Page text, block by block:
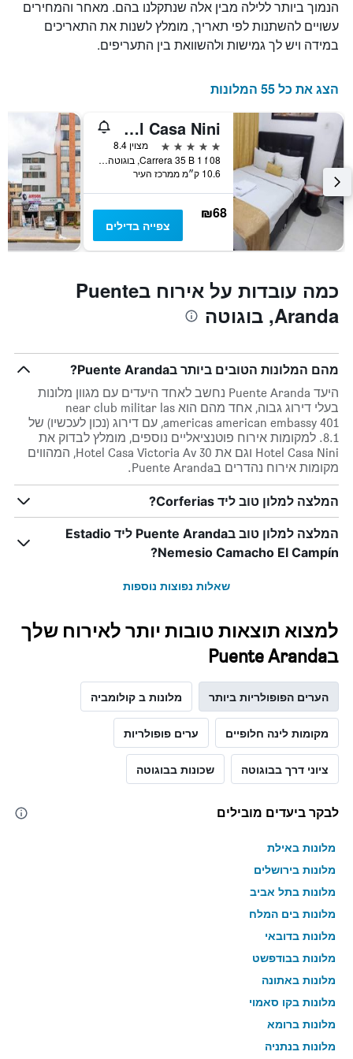
את
ימי
השבוע.
התרשים
1
Y
את
מחיר
הממוצע
של
חדר
הנמוך ביותר ללילה מבין אלה שנתקלנו בהם. מאחר והמחירים
עשויים להשתנות לפי תאריך, מומלץ לשנות את התאריכים
במידה ויש לך גמישות ולהשוואת בין התעריפים.
הצג את כל 55 המלונות
Hotel Casa Nini
5 כוכבים
מצוין 8.4
Carrera 35 B 1 f 08, בוגוטה, קולומביה
10.6 ק״מ ממרכז העיר
₪68
צפייה בדילים
כמה עובדות על אירוח בPuente
Aranda, בוגוטה
מהם המלונות הטובים ביותר בPuente Aranda?
היעד Puente Aranda נחשב לאחד היעדים עם מגוון מלונות
בעלי דירוג גבוה, אחד מהם הוא near club militar las
americas american embassy 401, עם דירוג (נכון לעכשיו) של
8.1. למקומות אירוח פוטנציאליים נוספים, מומלץ לבדוק את
Hotel Casa Nini וגם את Hotel Casa Victoria Av 30, המהווים
מקומות אירוח נהדרים בPuente Aranda.
המלצה למלון טוב ליד Corferias?
המלצה למלון טוב בPuente Aranda ליד Estadio
Nemesio Camacho El Campín?
שאלות נפוצות נוספות
למצוא תוצאות טובות יותר לאירוח שלך
בPuente Aranda
הערים הפופולריות ביותר מלונות ב קולומביה
מקומות לינה חלופיים ערים פופולריות
ציוני דרך בבוגוטה שכונות בבוגוטה
לבקר ביעדים מובילים
מלונות באילת
מלונות בירושלים
מלונות בתל אביב
מלונות בים המלח
מלונות בדובאי
מלונות בבודפשט
מלונות באתונה
מלונות בקו סאמוי
מלונות ברומא
מלונות בנתניה